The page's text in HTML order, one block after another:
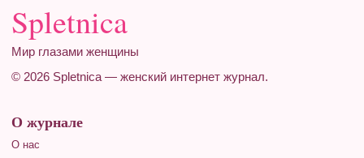
Spletnica
Мир глазами женщины
© 2026 Spletnica — женский интернет журнал.
О журнале
О нас